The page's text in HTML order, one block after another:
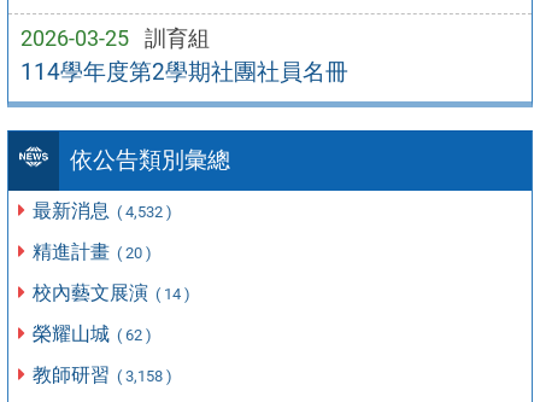
2026-03-25 訓育組
114學年度第2學期社團社員名冊
依公告類別彙總
最新消息 ( 4,532 )
精進計畫 ( 20 )
校內藝文展演 ( 14 )
榮耀山城 ( 62 )
教師研習 ( 3,158 )